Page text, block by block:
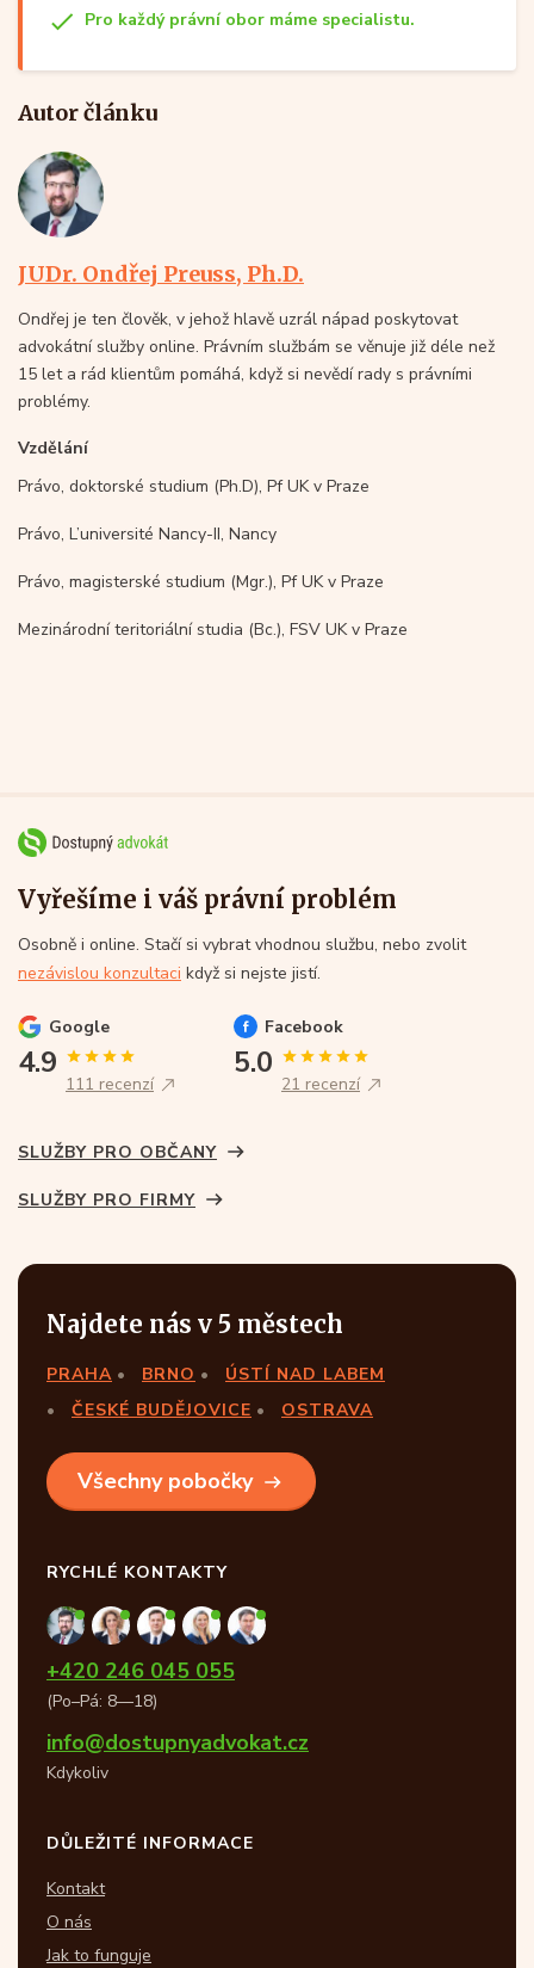
Pro každý právní obor máme specialistu.
Autor článku
JUDr. Ondřej Preuss, Ph.D.
Ondřej je ten člověk, v jehož hlavě uzrál nápad poskytovat
advokátní služby online. Právním službám se věnuje již déle než
15 let a rád klientům pomáhá, když si nevědí rady s právními
problémy.
Vzdělání
Právo, doktorské studium (Ph.D), Pf UK v Praze
Právo, L’université Nancy-II, Nancy
Právo, magisterské studium (Mgr.), Pf UK v Praze
Mezinárodní teritoriální studia (Bc.), FSV UK v Praze
Vyřešíme i váš právní problém
Osobně i online. Stačí si vybrat vhodnou službu, nebo zvolit
nezávislou konzultaci když si nejste jistí.
Google
4.9
111 recenzí
Facebook
5.0
21 recenzí
SLUŽBY PRO OBČANY
SLUŽBY PRO FIRMY
Najdete nás v 5 městech
PRAHA BRNO
ÚSTÍ NAD LABEM
ČESKÉ BUDĚJOVICE
OSTRAVA
Všechny pobočky
RYCHLÉ KONTAKTY
+420 246 045 055
(Po–Pá: 8—18)
info@dostupnyadvokat.cz
Kdykoliv
DŮLEŽITÉ INFORMACE
Kontakt
O nás
Jak to funguje